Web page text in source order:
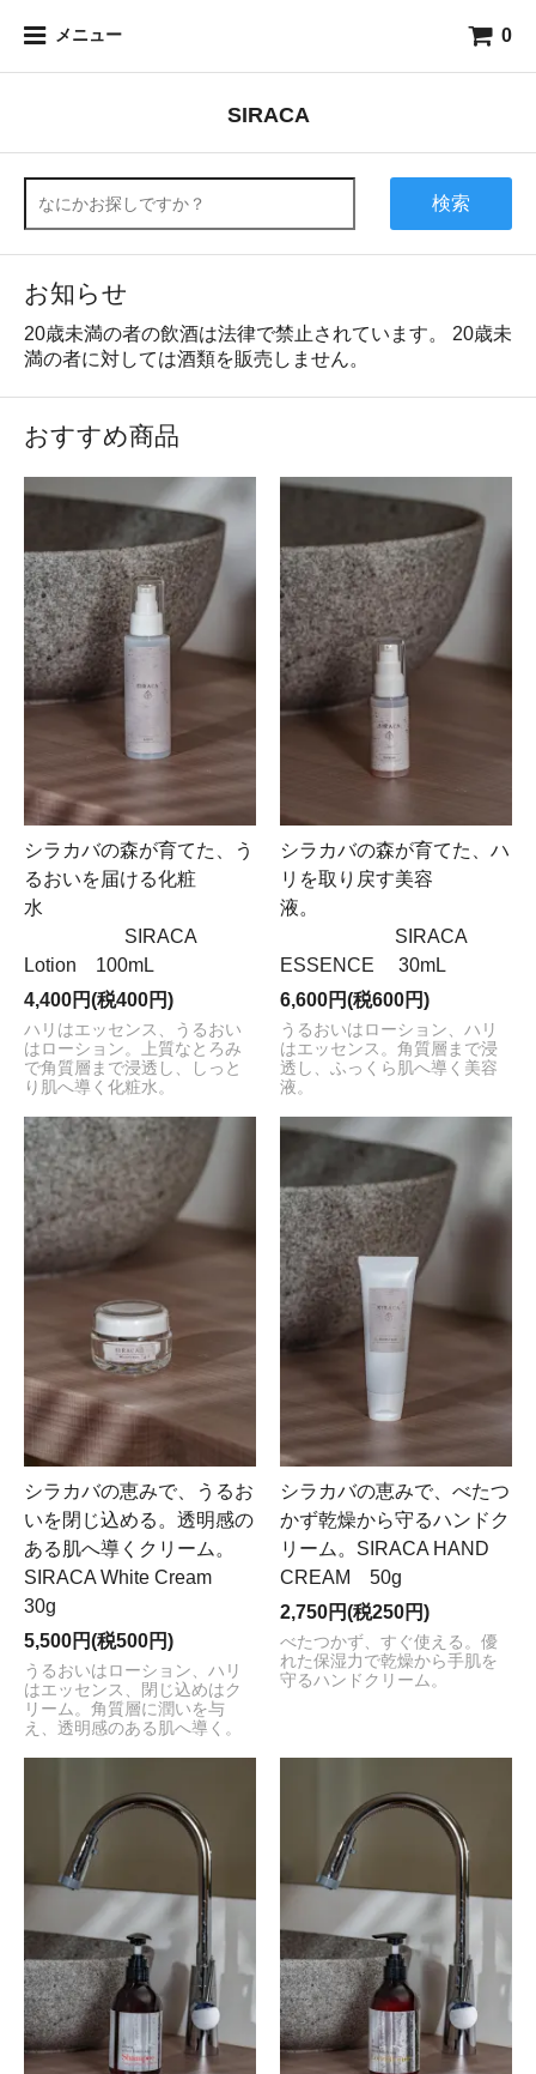
メニュー 0
SIRACA
検索
お知らせ
20歳未満の者の飲酒は法律で禁止されています。 20歳未
満の者に対しては酒類を販売しません。
おすすめ商品
シラカバの森が育てた、う
るおいを届ける化粧
水
SIRACA
Lotion 100mL
4,400円(税400円)
ハリはエッセンス、うるおい
はローション。上質なとろみ
で角質層まで浸透し、しっと
り肌へ導く化粧水。
シラカバの森が育てた、ハ
リを取り戻す美容
液。
SIRACA
ESSENCE 30mL
6,600円(税600円)
うるおいはローション、ハリ
はエッセンス。角質層まで浸
透し、ふっくら肌へ導く美容
液。
シラカバの恵みで、うるお
いを閉じ込める。透明感の
ある肌へ導くクリーム。
SIRACA White Cream
30g
5,500円(税500円)
うるおいはローション、ハリ
はエッセンス、閉じ込めはク
リーム。角質層に潤いを与
え、透明感のある肌へ導く。
シラカバの恵みで、べたつ
かず乾燥から守るハンドク
リーム。SIRACA HAND
CREAM 50g
2,750円(税250円)
べたつかず、すぐ使える。優
れた保湿力で乾燥から手肌を
守るハンドクリーム。